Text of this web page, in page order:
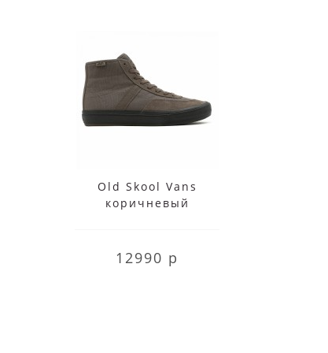
Old Skool Vans
коричневый
12990 р